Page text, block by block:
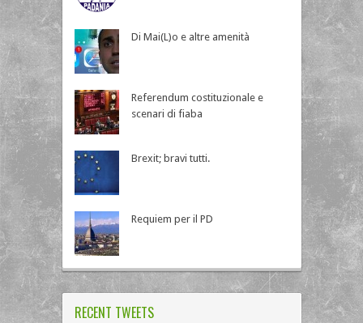
Di Mai(L)o e altre amenità
Referendum costituzionale e
scenari di fiaba
Brexit; bravi tutti.
Requiem per il PD
RECENT TWEETS